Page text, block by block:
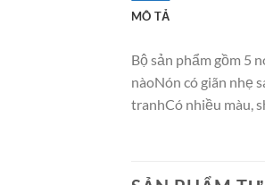
MÔ TẢ
Bộ sản phẩm gồm 5
nàoNón có giãn nhẹ
tranhCó nhiều màu,